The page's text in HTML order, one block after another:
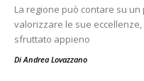
La regione può contare su
valorizzare le sue
sfruttato appieno
Di Andrea Lovazzano